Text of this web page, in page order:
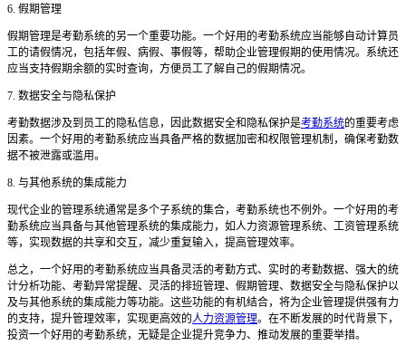
6. 假期管理
假期管理是考勤系统的另一个重要功能。一个好用的考勤系统应当能够自动计算员
工的请假情况，包括年假、病假、事假等，帮助企业管理假期的使用情况。系统还
应当支持假期余额的实时查询，方便员工了解自己的假期情况。
7. 数据安全与隐私保护
考勤数据涉及到员工的隐私信息，因此数据安全和隐私保护是考勤系统的重要考虑
因素。一个好用的考勤系统应当具备严格的数据加密和权限管理机制，确保考勤数
据不被泄露或滥用。
8. 与其他系统的集成能力
现代企业的管理系统通常是多个子系统的集合，考勤系统也不例外。一个好用的考
勤系统应当具备与其他管理系统的集成能力，如人力资源管理系统、工资管理系统
等，实现数据的共享和交互，减少重复输入，提高管理效率。
总之，一个好用的考勤系统应当具备灵活的考勤方式、实时的考勤数据、强大的统
计分析功能、考勤异常提醒、灵活的排班管理、假期管理、数据安全与隐私保护以
及与其他系统的集成能力等功能。这些功能的有机结合，将为企业管理提供强有力
的支持，提升管理效率，实现更高效的人力资源管理。在不断发展的时代背景下，
投资一个好用的考勤系统，无疑是企业提升竞争力、推动发展的重要举措。